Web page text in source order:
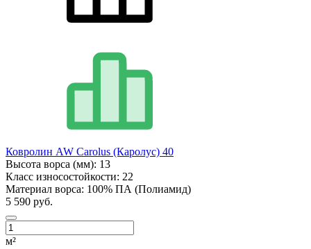
Ковролин AW Carolus (Каролус) 40
Высота ворса (мм): 13
Класс износостойкости: 22
Материал ворса: 100% ПА (Полиамид)
5 590 руб.
м²